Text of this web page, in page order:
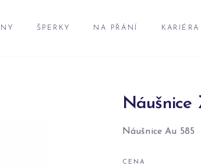
ŠPERKY NA PŘÁNÍ KARIÉRA
Náušnice
Náušnice Au 585
CENA